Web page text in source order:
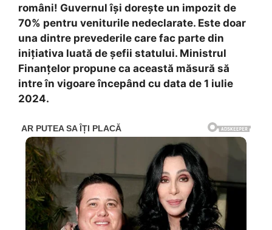
români! Guvernul își dorește un impozit de
70% pentru veniturile nedeclarate. Este doar
una dintre prevederile care fac parte din
inițiativa luată de șefii statului. Ministrul
Finanțelor propune ca această măsură să
intre în vigoare începând cu data de 1 iulie
2024.